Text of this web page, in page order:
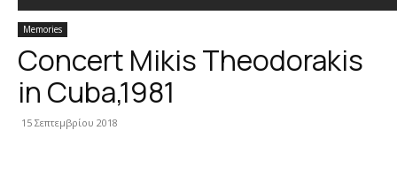
Memories
Concert Mikis Theodorakis
in Cuba,1981
15 Σεπτεμβρίου 2018